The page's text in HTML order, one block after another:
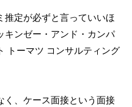
推定が必ずと言っていいほ
キンゼー・アンド・カンパ
トーマツ コンサルティング
く、ケース面接という面接